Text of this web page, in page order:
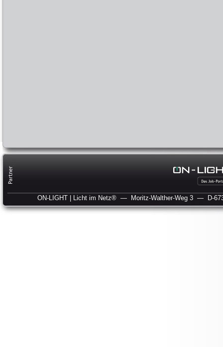
ON-LIGHT | Licht im Netz® — Moritz-Walther-Weg 3 — D-